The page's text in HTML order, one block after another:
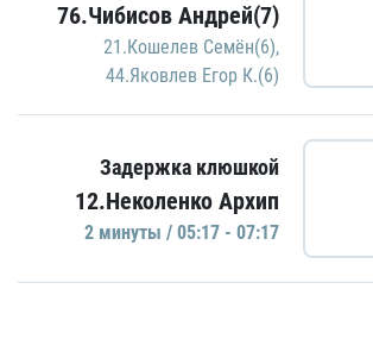
76.Чибисов Андрей(7)
21.Кошелев Семён(6),
44.Яковлев Егор К.(6)
Задержка клюшкой
12.Неколенко Архип
2 минуты / 05:17 - 07:17